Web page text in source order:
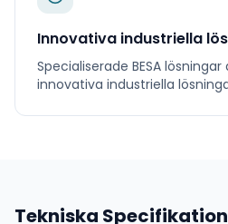
Innovativa industriella
Specialiserade BESA lösningar
innovativa industriella
Tekniska